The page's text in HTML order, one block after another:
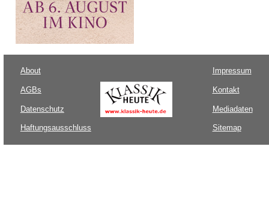
About
AGBs
Datenschutz
Haftungsausschluss
Impressum
Kontakt
Mediadaten
Sitemap